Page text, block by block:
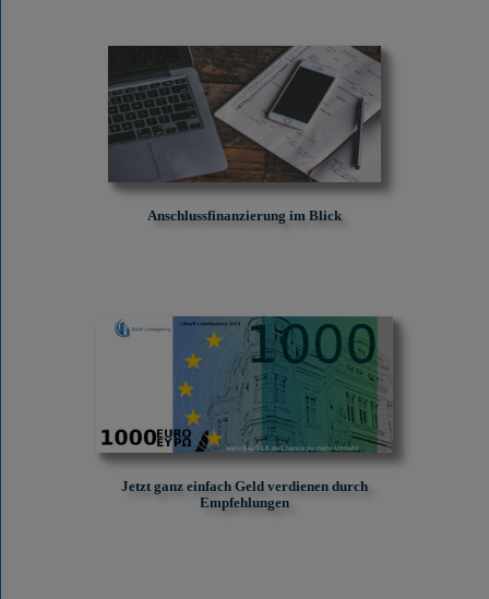
Anschlussfinanzierung im Blick
Jetzt ganz einfach Geld verdienen durch
Empfehlungen